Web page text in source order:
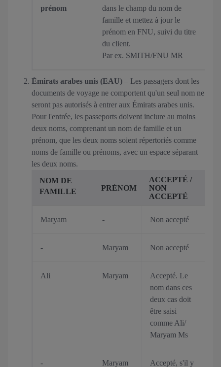
prénom
dans le champ du nom de
famille et mettez à jour le
prénom en FNU, suivi du titre
du client.
Par ex. SMITH/FNU MR
Émirats arabes unis (EAU) – Les passagers dont les
documents de voyage ne comportent qu'un seul nom ne
seront pas autorisés à entrer aux Émirats arabes unis.
Pour l'entrée, les passeports doivent inclure au moins
deux noms, comprenant un nom de famille et un
prénom, que les deux noms soient répertoriés comme
noms de famille ou prénoms, avec un espace séparant
les deux noms.
NOM DE
FAMILLE
PRÉNOM
ACCEPTÉ /
NON
ACCEPTÉ
Maryam - Non accepté
- Maryam Non accepté
Ali Maryam
Accepté. Le
nom dans ces
deux cas doit
être saisi
comme Ali/
Maryam Ms
-
Maryam
Accepté, s'il y